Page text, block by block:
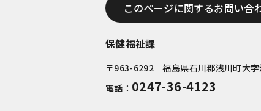
このページに関するお問い合
保健福祉課
〒963-6292 福島県石川郡浅川町大
電話： 0247-36-4123